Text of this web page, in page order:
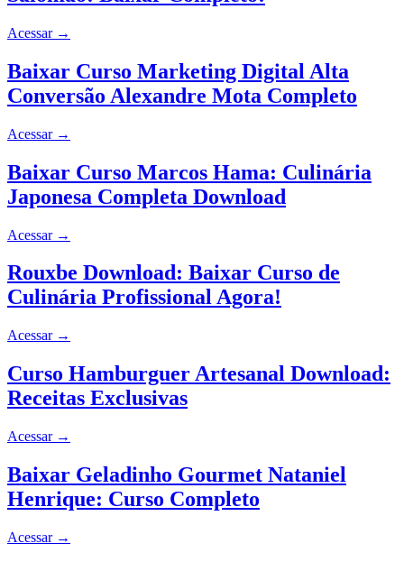
Acessar →
Baixar Curso Marketing Digital Alta
Conversão Alexandre Mota Completo
Acessar →
Baixar Curso Marcos Hama: Culinária
Japonesa Completa Download
Acessar →
Rouxbe Download: Baixar Curso de
Culinária Profissional Agora!
Acessar →
Curso Hamburguer Artesanal Download:
Receitas Exclusivas
Acessar →
Baixar Geladinho Gourmet Nataniel
Henrique: Curso Completo
Acessar →